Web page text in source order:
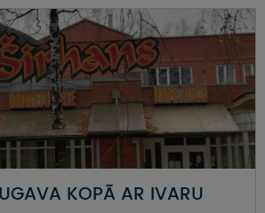
KOPĀ AR IVARU